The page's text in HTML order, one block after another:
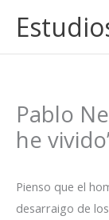
contenido
Pablo
he
Pienso que el
desarraigo de